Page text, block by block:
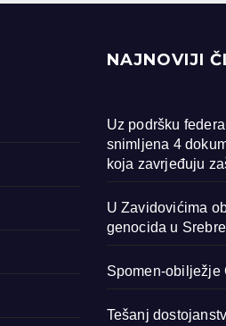
NAJNOVIJI
Uz podršku
snimljena 4
koja zavrjeđuju
U Zavidovićima
genocida u
Spomen-obilježje
Tešanj